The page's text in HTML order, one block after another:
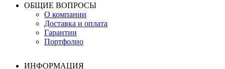
ОБЩИЕ ВОПРОСЫ
О компании
Доставка и оплата
Гарантии
Портфолио
ИНФОРМАЦИЯ